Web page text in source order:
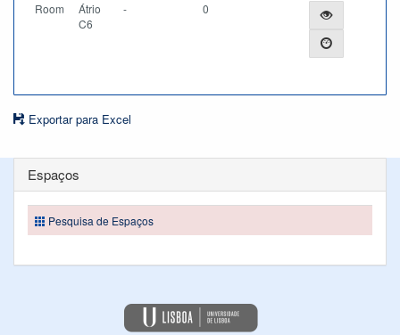
Room
Átrio
C6
- 0
Exportar para Excel
Espaços
Pesquisa de Espaços